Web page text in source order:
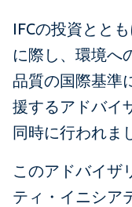
IFCの投資とと
に際し、環境へ
品質の国際基準
援するアドバイ
同時に行われま
このアドバイザ
ティ・イニシア